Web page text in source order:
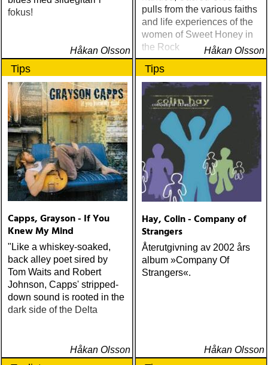
fokus!
Håkan Olsson
pulls from the various faiths
and life experiences of the
women of Sweet Honey in
the Rock
Håkan Olsson
Tips
Capps, Grayson - If You
Knew My Mind
"Like a whiskey-soaked,
back alley poet sired by
Tom Waits and Robert
Johnson, Capps' stripped-
down sound is rooted in the
dark side of the Delta
Håkan Olsson
Tips
Hay, Colin - Company of
Strangers
Återutgivning av 2002 års
album »Company Of
Strangers«.
Håkan Olsson